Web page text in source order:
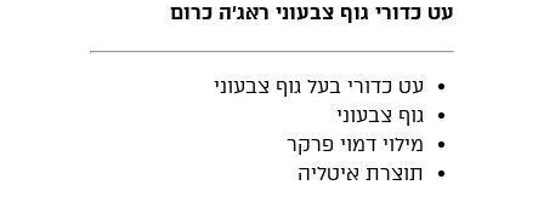
עט כדורי גוף צבעוני ראג’ה כרום
עט כדורי בעל גוף צבעוני
גוף צבעוני
מילוי דמוי פרקר
תוצרת איטליה